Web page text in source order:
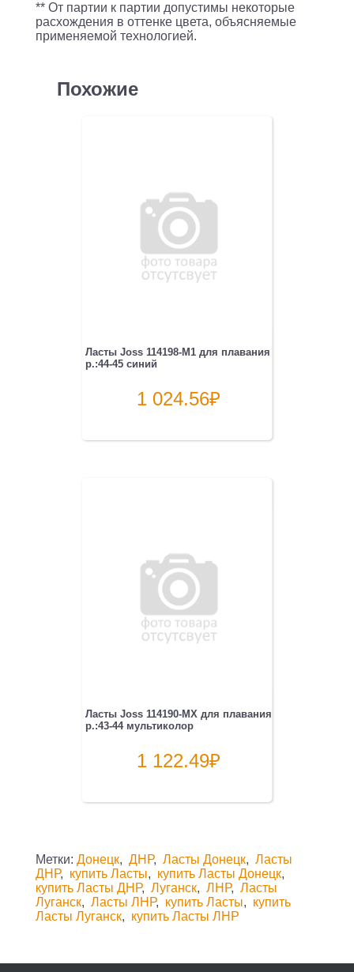
** От партии к партии допустимы некоторые
расхождения в оттенке цвета, объясняемые
применяемой технологией.
Похожие
Ласты Joss 114198-M1 для плавания
р.:44-45 синий
1 024.56₽
Ласты Joss 114190-MX для плавания
р.:43-44 мультиколор
1 122.49₽
Метки: Донецк, ДНР, Ласты Донецк, Ласты
ДНР, купить Ласты, купить Ласты Донецк,
купить Ласты ДНР, Луганск, ЛНР, Ласты
Луганск, Ласты ЛНР, купить Ласты, купить
Ласты Луганск, купить Ласты ЛНР